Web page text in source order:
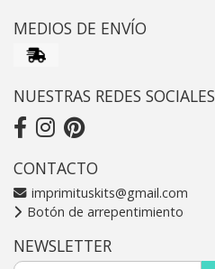
MEDIOS DE ENVÍO
NUESTRAS REDES SOCIALES
CONTACTO
imprimituskits@gmail.com
Botón de arrepentimiento
NEWSLETTER